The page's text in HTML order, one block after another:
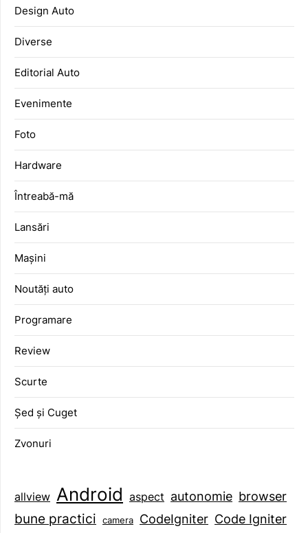
Design Auto
Diverse
Editorial Auto
Evenimente
Foto
Hardware
Întreabă-mă
Lansări
Mașini
Noutăți auto
Programare
Review
Scurte
Șed și Cuget
Zvonuri
allview Android aspect autonomie browser
bune practici camera CodeIgniter Code Igniter